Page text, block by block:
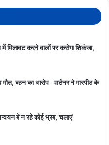
मिलावट करने वालों पर कसेगा शिकंजा,
मौत, बहन का आरोप- पार्टनर ने मारपीट के
में न रहे कोई भ्रम, चलाएं